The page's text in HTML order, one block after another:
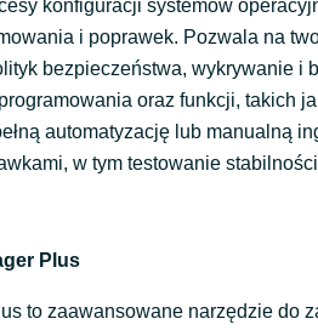
konfiguracji systemów
i poprawek. Pozwala na
bezpieczeństwa, wykrywanie i
oraz funkcji, takich
automatyzację lub manualną
w tym testowanie stabilności
Plus
to zaawansowane narzędzie do